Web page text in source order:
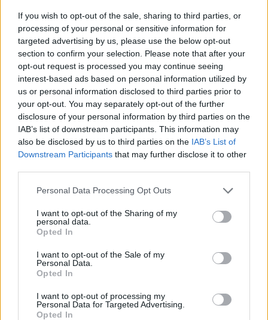
If you wish to opt-out of the sale, sharing to third parties, or
processing of your personal or sensitive information for
targeted advertising by us, please use the below opt-out
section to confirm your selection. Please note that after your
opt-out request is processed you may continue seeing
interest-based ads based on personal information utilized by
us or personal information disclosed to third parties prior to
your opt-out. You may separately opt-out of the further
disclosure of your personal information by third parties on the
IAB’s list of downstream participants. This information may
also be disclosed by us to third parties on the IAB’s List of
Downstream Participants that may further disclose it to other
Please note that this website/app uses one or more Google
not limited to your visit or usage behaviour. You may click to
grant or deny consent to Google and its third-party tags to
use your data for below specified purposes in below Google
consent section.
Personal Data Processing Opt Outs
I want to opt-out of the Sharing of my
personal data.
Opted In
I want to opt-out of the Sale of my
Personal Data.
Opted In
I want to opt-out of processing my
Personal Data for Targeted Advertising.
Opted In
cronaca' e conserva i fogli di appunti del
debutto tecnico in autodromo.